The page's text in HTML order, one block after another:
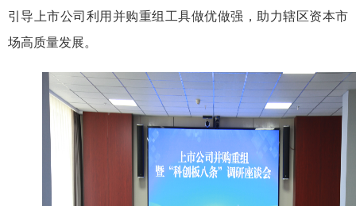
引导上市公司利用并购重组工具做优做强，助力辖区资本市
场高质量发展。